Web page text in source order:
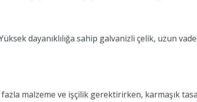
dayanıklılığa sahip galvanizli çelik, uzun
malzeme ve işçilik gerektirirken, karmaşık